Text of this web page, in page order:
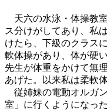
天六の水泳・体操教
ス分けがしてあり、私
けたら、下級のクラス
軟体操があり、体が硬
先生が体重をかけて無
あげた。以来私は柔軟
従姉妹の電動オルガ
室」に行くようになっ